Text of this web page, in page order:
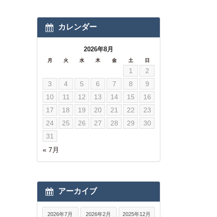
カレンダー
2026年8月
月 火 水 木 金 土 日
« 7月
1
2
3
4 5 6 7 8
9
10
11 12 13 14 15
16
17
18 19 20 21 22
23
24
25 26 27 28 29
30
31
アーカイブ
2026年7月 2026年2月 2025年12月